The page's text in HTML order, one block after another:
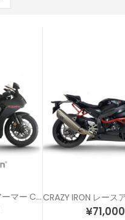
CRAZY IRON レースアーマー CBR1000RR (17-19)
¥71,000